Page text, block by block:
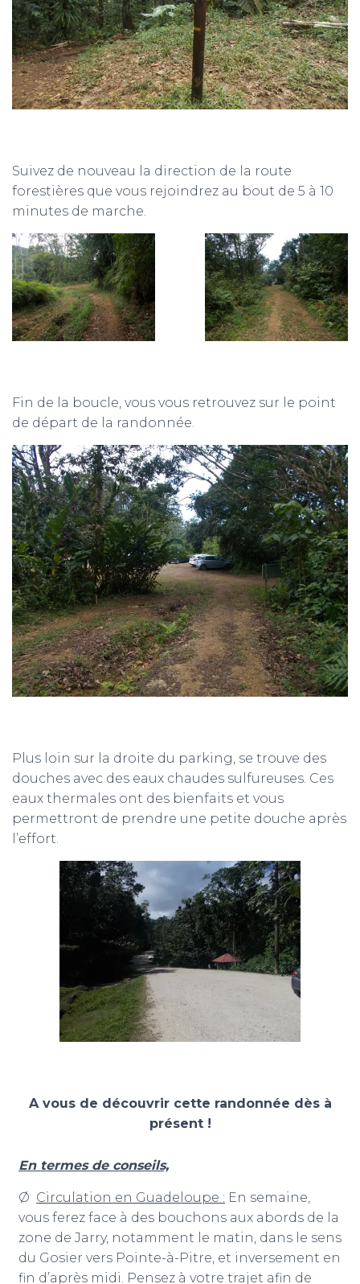
Suivez de nouveau la direction de la route
forestières que vous rejoindrez au bout de 5 à 10
minutes de marche.
Fin de la boucle, vous vous retrouvez sur le point
de départ de la randonnée.
Plus loin sur la droite du parking, se trouve des
douches avec des eaux chaudes sulfureuses. Ces
eaux thermales ont des bienfaits et vous
permettront de prendre une petite douche après
l’effort.
A vous de découvrir cette randonnée dès à
présent !
En termes de conseils,
Ø Circulation en Guadeloupe : En semaine,
vous ferez face à des bouchons aux abords de la
zone de Jarry, notamment le matin, dans le sens
du Gosier vers Pointe-à-Pitre, et inversement en
fin d’après midi. Pensez à votre trajet afin de